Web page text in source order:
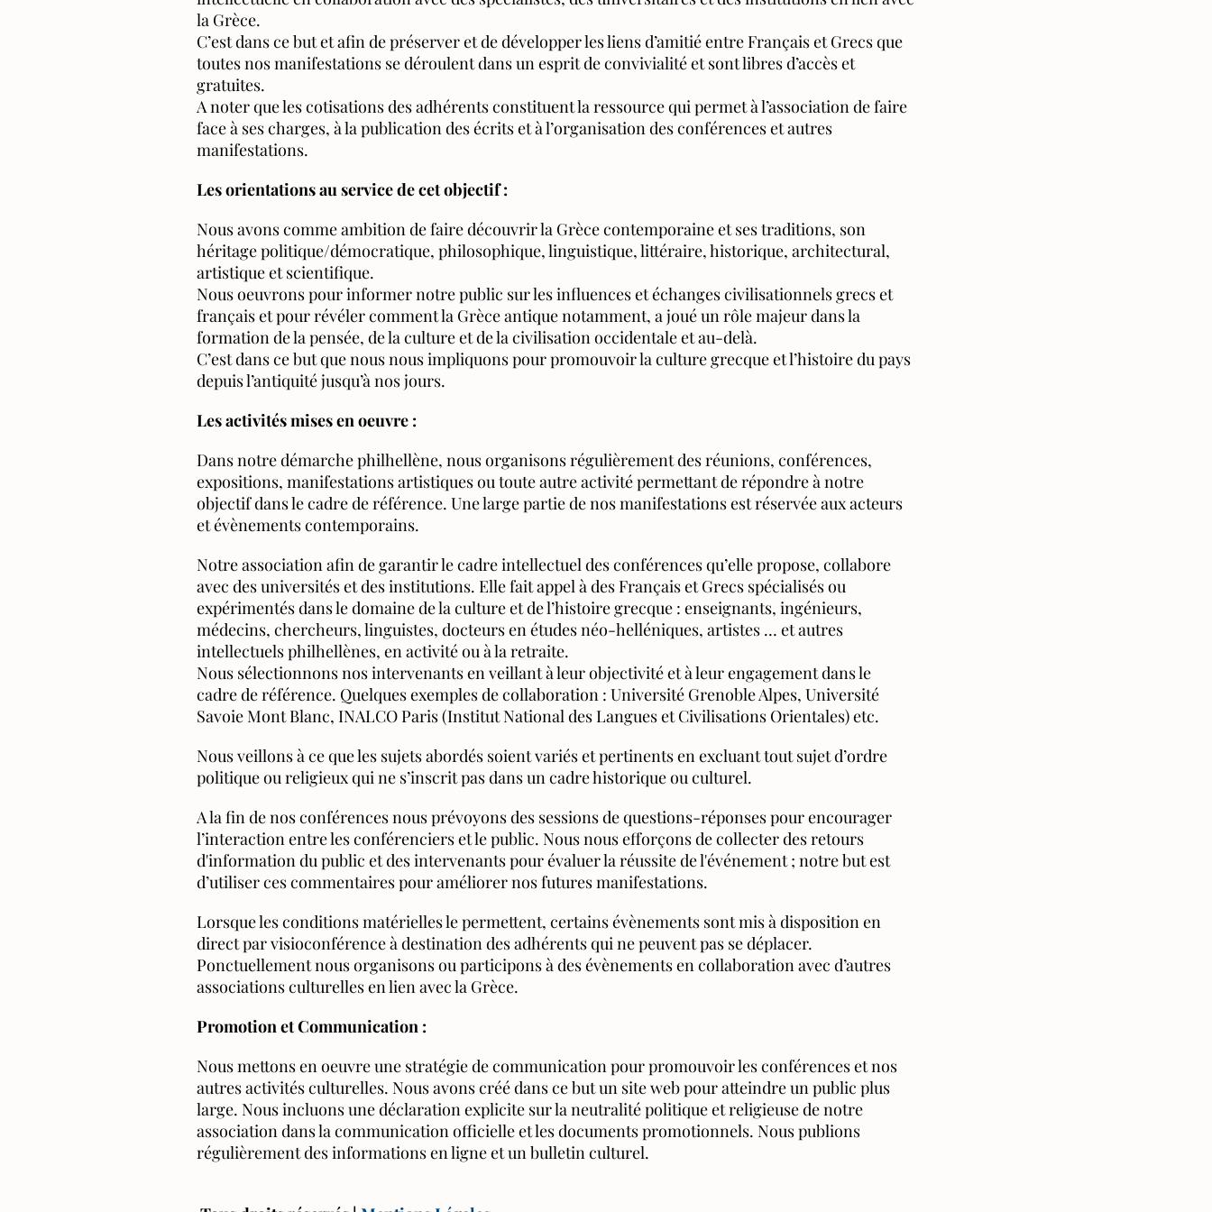
la Grèce.
C’est dans ce but et afin de préserver et de développer les liens d’amitié entre Français et Grecs que
toutes nos manifestations se déroulent dans un esprit de convivialité et sont libres d’accès et
gratuites.
A noter que les cotisations des adhérents constituent la ressource qui permet à l’association de faire
face à ses charges, à la publication des écrits et à l’organisation des conférences et autres
manifestations.
Les orientations au service de cet objectif :
Nous avons comme ambition de faire découvrir la Grèce contemporaine et ses traditions, son
héritage politique/démocratique, philosophique, linguistique, littéraire, historique, architectural,
artistique et scientifique.
Nous oeuvrons pour informer notre public sur les influences et échanges civilisationnels grecs et
français et pour révéler comment la Grèce antique notamment, a joué un rôle majeur dans la
formation de la pensée, de la culture et de la civilisation occidentale et au-delà.
C’est dans ce but que nous nous impliquons pour promouvoir la culture grecque et l’histoire du pays
depuis l’antiquité jusqu’à nos jours.
Les activités mises en oeuvre :
Dans notre démarche philhellène, nous organisons régulièrement des réunions, conférences,
expositions, manifestations artistiques ou toute autre activité permettant de répondre à notre
objectif dans le cadre de référence. Une large partie de nos manifestations est réservée aux acteurs
et évènements contemporains.
Notre association afin de garantir le cadre intellectuel des conférences qu’elle propose, collabore
avec des universités et des institutions. Elle fait appel à des Français et Grecs spécialisés ou
expérimentés dans le domaine de la culture et de l’histoire grecque : enseignants, ingénieurs,
médecins, chercheurs, linguistes, docteurs en études néo-helléniques, artistes … et autres
intellectuels philhellènes, en activité ou à la retraite.
Nous sélectionnons nos intervenants en veillant à leur objectivité et à leur engagement dans le
cadre de référence. Quelques exemples de collaboration : Université Grenoble Alpes, Université
Savoie Mont Blanc, INALCO Paris (Institut National des Langues et Civilisations Orientales) etc.
Nous veillons à ce que les sujets abordés soient variés et pertinents en excluant tout sujet d’ordre
politique ou religieux qui ne s’inscrit pas dans un cadre historique ou culturel.
A la fin de nos conférences nous prévoyons des sessions de questions-réponses pour encourager
l’interaction entre les conférenciers et le public. Nous nous efforçons de collecter des retours
d'information du public et des intervenants pour évaluer la réussite de l'événement ; notre but est
d’utiliser ces commentaires pour améliorer nos futures manifestations.
Lorsque les conditions matérielles le permettent, certains évènements sont mis à disposition en
direct par visioconférence à destination des adhérents qui ne peuvent pas se déplacer.
Ponctuellement nous organisons ou participons à des évènements en collaboration avec d’autres
associations culturelles en lien avec la Grèce.
Promotion et Communication :
Nous mettons en oeuvre une stratégie de communication pour promouvoir les conférences et nos
autres activités culturelles. Nous avons créé dans ce but un site web pour atteindre un public plus
large. Nous incluons une déclaration explicite sur la neutralité politique et religieuse de notre
association dans la communication officielle et les documents promotionnels. Nous publions
régulièrement des informations en ligne et un bulletin culturel.